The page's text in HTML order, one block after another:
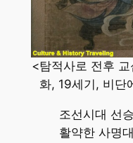
<탐적사로 전후
화, 19세기, 비단
조선시대 선
활약한 사명